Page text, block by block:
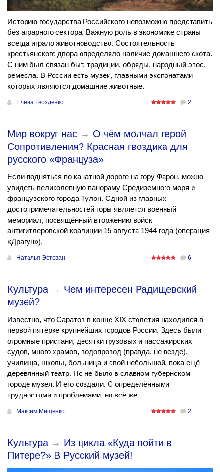
Историю государства Российского невозможно представить
без аграрного сектора. Важную роль в экономике страны
всегда играло животноводство. Состоятельность
крестьянского двора определяло наличие домашнего скота.
С ним был связан быт, традиции, обряды, народный эпос,
ремесла. В России есть музеи, главными экспонатами
которых являются домашние животные.
Елена Гвозденко 2
Мир вокруг нас → О чём молчал герой
Сопротивления? Красная гвоздика для
русского «Француза»
Если подняться по канатной дороге на гору Фарон, можно
увидеть великолепную панораму Средиземного моря и
французского города Тулон. Одной из главных
достопримечательностей горы является военный
мемориал, посвящённый вторжению войск
антигитлеровской коалиции 15 августа 1944 года (операция
«Драгун»).
Наталья Эстеван 6
Культура → Чем интересен Радищевский
музей?
Известно, что Саратов в конце ХIХ столетия находился в
первой пятёрке крупнейших городов России. Здесь были
огромные пристани, десятки грузовых и пассажирских
судов, много храмов, водопровод (правда, не везде),
училища, школы, больница и свой небольшой, пока ещё
деревянный театр. Но не было в славном губернском
городе музея. И его создали. С определёнными
трудностями и проблемами, но всё же…
Максим Мищенко 2
Культура → Из цикла «Куда пойти в
Питере?» В Русский музей!